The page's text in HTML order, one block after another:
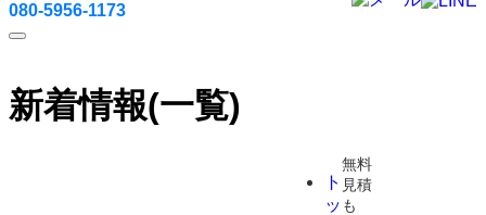
080-5956-1173
新着情報(一覧)
ト
ッ
無料
見積
も